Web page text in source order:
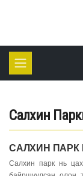
Салхин
САЛХИН ПАРК
Салхин парк нь